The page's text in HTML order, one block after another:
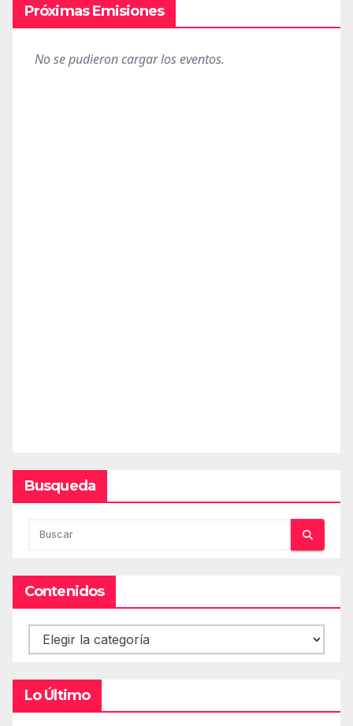
Próximas Emisiones
Busqueda
Contenidos
Contenidos
Lo Último